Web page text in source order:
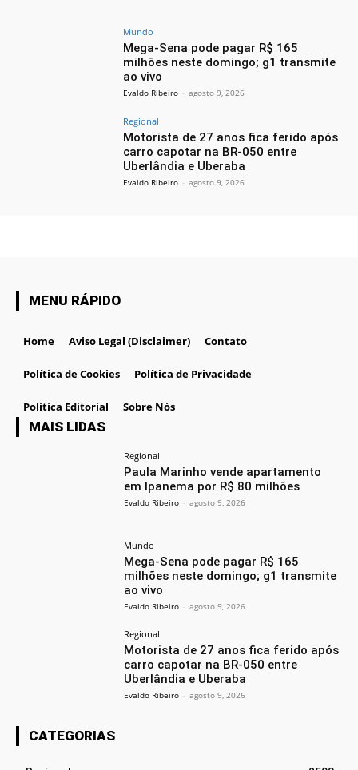
Mundo
Mega-Sena pode pagar R$ 165
milhões neste domingo; g1 transmite
ao vivo
Evaldo Ribeiro - agosto 9, 2026
Regional
Motorista de 27 anos fica ferido após
carro capotar na BR-050 entre
Uberlândia e Uberaba
Evaldo Ribeiro - agosto 9, 2026
MENU RÁPIDO
Home Aviso Legal (Disclaimer) Contato
Política de Cookies Política de Privacidade
Política Editorial Sobre Nós
MAIS LIDAS
Regional
Paula Marinho vende apartamento
em Ipanema por R$ 80 milhões
Evaldo Ribeiro - agosto 9, 2026
Mundo
Mega-Sena pode pagar R$ 165
milhões neste domingo; g1 transmite
ao vivo
Evaldo Ribeiro - agosto 9, 2026
Regional
Motorista de 27 anos fica ferido após
carro capotar na BR-050 entre
Uberlândia e Uberaba
Evaldo Ribeiro - agosto 9, 2026
CATEGORIAS